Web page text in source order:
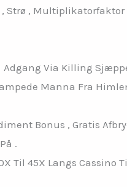
, Multiplikatorfaktor
Adgang Via Killing
Manna Fra
Bonus , Gratis
.
Til 45X Langs Cassino